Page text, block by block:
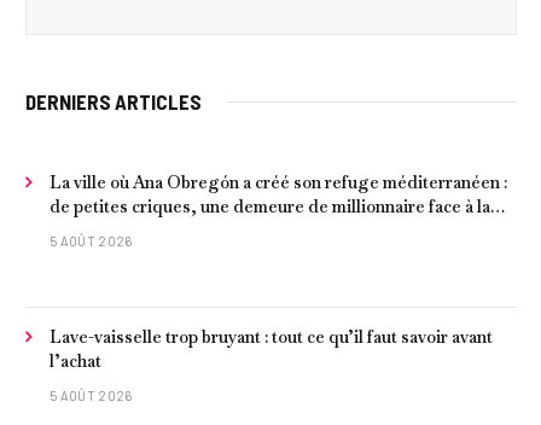
DERNIERS ARTICLES
La ville où Ana Obregón a créé son refuge méditerranéen :
de petites criques, une demeure de millionnaire face à la
mer et les meilleurs fruits de mer
5 AOÛT 2026
Lave-vaisselle trop bruyant : tout ce qu’il faut savoir avant
l’achat
5 AOÛT 2026